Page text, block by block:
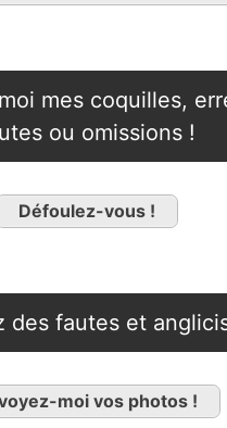
mes coquilles,
ou omissions !
Défoulez-vous !
des fautes et
moi vos photos !